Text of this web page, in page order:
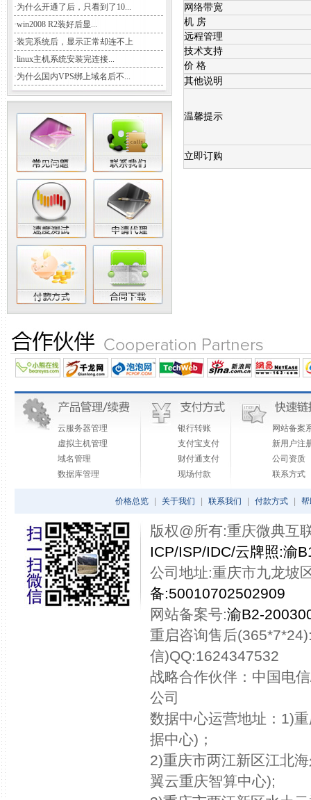
·为什么开通了后，只看到了10...
·win2008 R2装好后显...
·装完系统后，显示正常却连不上
·linux主机系统安装完连接...
·为什么国内VPS绑上域名后不...
网络带宽
机 房
远程管理
技术支持
价 格
其他说明
温馨提示
立即订购
云服务器管理
虚拟主机管理
域名管理
数据库管理
银行转账
支付宝支付
财付通支付
现场付款
网站备案
新用户注
公司资质
联系方式
价格总览 关于我们 联系我们 付款方式
版权@所有:重庆微典互
ICP/ISP/IDC/云牌照:渝
公司地址:重庆市九龙坡
备:50010702502909
网站备案号:渝B2-
重启咨询售后
信)QQ:1624347532
战略合作伙伴：中国电
公司
数据中心运营地址：1)
据中心)；
2)重庆市两江新区江北
翼云重庆智算中心);